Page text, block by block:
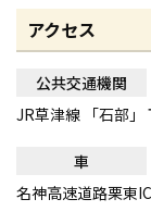
アクセス
公共交通機関
JR草津線 「石部」
車
名神高速道路栗東